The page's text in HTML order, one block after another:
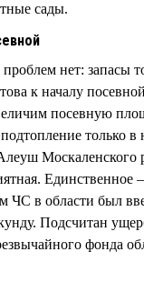
сады.
нет: запасы
к началу
посевную
только
Москаленского
в области был
Подсчитан
фонда